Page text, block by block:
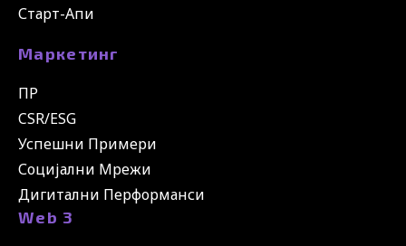
Старт-Апи
Маркетинг
ПР
CSR/ESG
Успешни Примери
Социјални Мрежи
Дигитални Перформанси
Web 3